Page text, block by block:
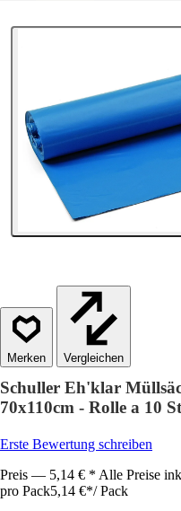
Vergleichen
Schuller Eh'klar
70x110cm - Rolle a 10
Erste Bewertung schreiben
Preis — 5,14 € * Alle Preise
pro Pack5,14 €*/ Pack